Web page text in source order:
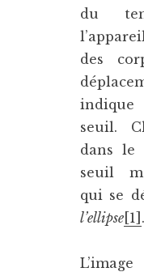
du
des
indique
seuil.
dans le
seuil
qui se
l’ellipse[1] .